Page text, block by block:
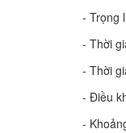
- Trọng
- Thời
- Thời
- Điều
-